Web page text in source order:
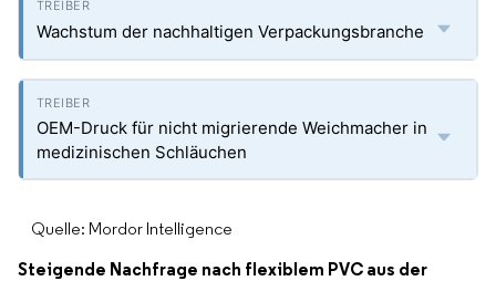
Wachstum der nachhaltigen Verpackungsbranche
OEM-Druck für nicht migrierende Weichmacher in
medizinischen Schläuchen
Quelle: Mordor Intelligence
Steigende Nachfrage nach flexiblem PVC aus der